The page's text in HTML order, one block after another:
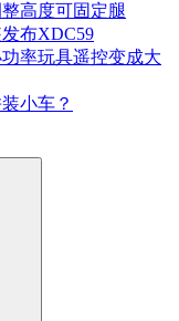
高度可固定腿
布XDC59
率玩具遥控变成大
小车？